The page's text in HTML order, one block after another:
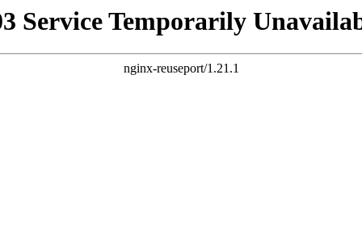
Service Temporarily
nginx-reuseport/1.21.1